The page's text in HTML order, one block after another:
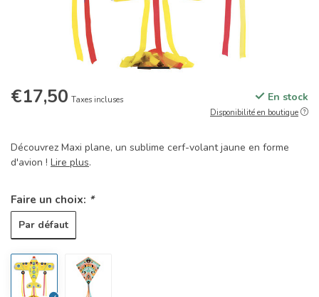
€17,50 Taxes incluses En stock
Disponibilité en boutique
Découvrez Maxi plane, un sublime cerf-volant jaune en forme
d'avion ! Lire plus.
Faire un choix: *
Par défaut